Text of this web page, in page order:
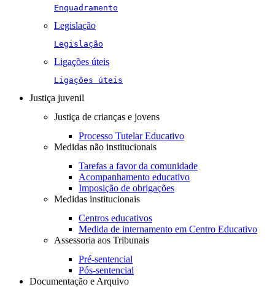
Enquadramento
Legislação
Legislação
Ligações úteis
Ligações úteis
Justiça juvenil
Justiça de crianças e jovens
Processo Tutelar Educativo
Medidas não institucionais
Tarefas a favor da comunidade
Acompanhamento educativo
Imposição de obrigações
Medidas institucionais
Centros educativos
Medida de internamento em Centro Educativo
Assessoria aos Tribunais
Pré-sentencial
Pós-sentencial
Documentação e Arquivo